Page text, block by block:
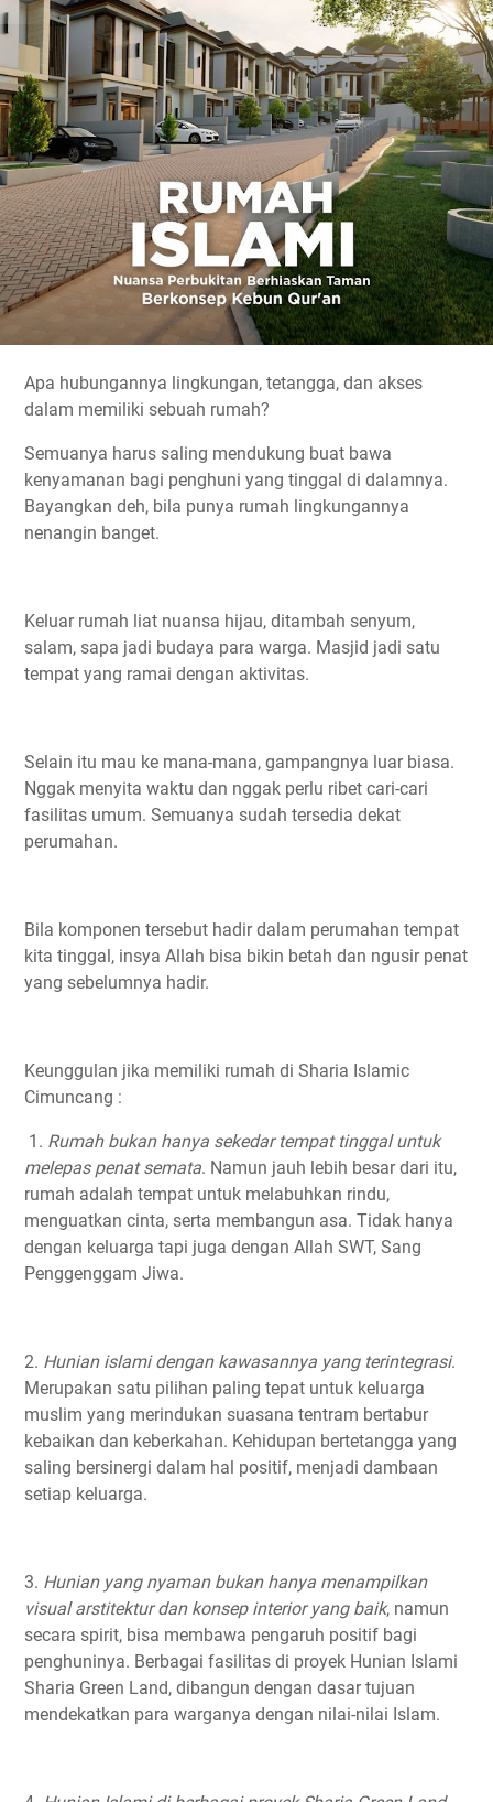
Apa hubungannya lingkungan, tetangga, dan akses
dalam memiliki sebuah rumah?
Semuanya harus saling mendukung buat bawa
kenyamanan bagi penghuni yang tinggal di dalamnya.
Bayangkan deh, bila punya rumah lingkungannya
nenangin banget.
Keluar rumah liat nuansa hijau, ditambah senyum,
salam, sapa jadi budaya para warga. Masjid jadi satu
tempat yang ramai dengan aktivitas.
Selain itu mau ke mana-mana, gampangnya luar biasa.
Nggak menyita waktu dan nggak perlu ribet cari-cari
fasilitas umum. Semuanya sudah tersedia dekat
perumahan.
Bila komponen tersebut hadir dalam perumahan tempat
kita tinggal, insya Allah bisa bikin betah dan ngusir penat
yang sebelumnya hadir.
Keunggulan jika memiliki rumah di Sharia Islamic
Cimuncang :
1. Rumah bukan hanya sekedar tempat tinggal untuk
melepas penat semata. Namun jauh lebih besar dari itu,
rumah adalah tempat untuk melabuhkan rindu,
menguatkan cinta, serta membangun asa. Tidak hanya
dengan keluarga tapi juga dengan Allah SWT, Sang
Penggenggam Jiwa.⁣
2. Hunian islami dengan kawasannya yang terintegrasi.
Merupakan satu pilihan paling tepat untuk keluarga
muslim yang merindukan suasana tentram bertabur
kebaikan dan keberkahan. Kehidupan bertetangga yang
saling bersinergi dalam hal positif, menjadi dambaan
setiap keluarga. ⁣
3. Hunian yang nyaman bukan hanya menampilkan
visual arstitektur dan konsep interior yang baik, namun
secara spirit, bisa membawa pengaruh positif bagi
penghuninya. Berbagai fasilitas di proyek Hunian Islami
Sharia Green Land, dibangun dengan dasar tujuan
mendekatkan para warganya dengan nilai-nilai Islam. ⁣